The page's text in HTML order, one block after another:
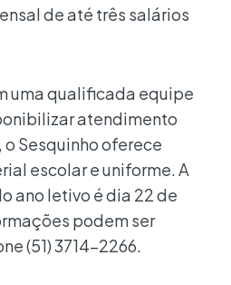
de até três salários
uma qualificada equipe
atendimento
Sesquinho oferece
escolar e uniforme. A
ano letivo é dia 22 de
podem ser
(51) 3714-2266.